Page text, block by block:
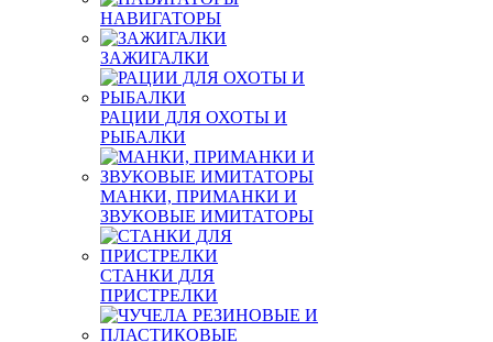
НАВИГАТОРЫ
ЗАЖИГАЛКИ
РАЦИИ ДЛЯ ОХОТЫ И
РЫБАЛКИ
МАНКИ, ПРИМАНКИ И
ЗВУКОВЫЕ ИМИТАТОРЫ
СТАНКИ ДЛЯ
ПРИСТРЕЛКИ